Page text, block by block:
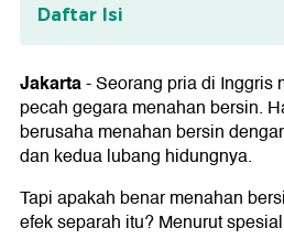
Daftar Isi
Bahaya Menahan Bersin
Jakarta-Seorang pria di Inggris
pecah gegara menahan bersin.
berusaha menahan bersin
dan kedua lubang hidungnya.
Tapi apakah benar menahan
efek separah itu? Menurut